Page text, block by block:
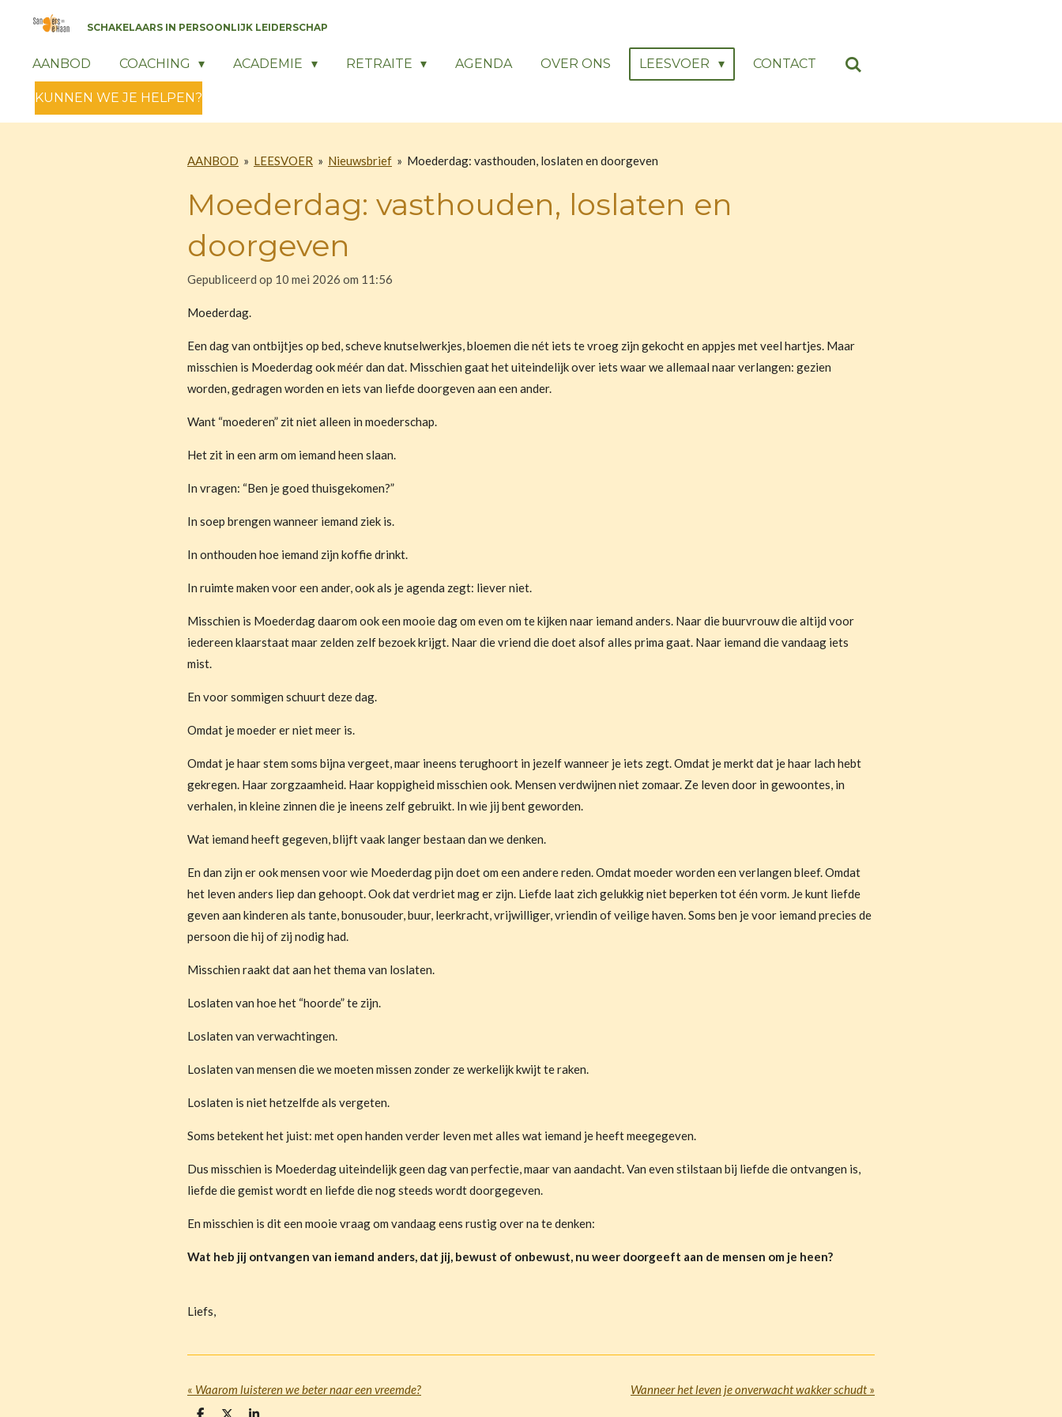
hoofdinhoud
SCHAKELAARS IN PERSOONLIJK LEIDERSCHAP
AANBOD COACHING ACADEMIE RETRAITE AGENDA OVER ONS LEESVOER CONTACT
KUNNEN WE JE HELPEN?
AANBOD » LEESVOER » Nieuwsbrief » Moederdag: vasthouden, loslaten en doorgeven
Moederdag: vasthouden, loslaten en
doorgeven
Gepubliceerd op 10 mei 2026 om 11:56
Moederdag.
Een dag van ontbijtjes op bed, scheve knutselwerkjes, bloemen die nét iets te vroeg zijn gekocht en appjes met veel hartjes. Maar
misschien is Moederdag ook méér dan dat. Misschien gaat het uiteindelijk over iets waar we allemaal naar verlangen: gezien
worden, gedragen worden en iets van liefde doorgeven aan een ander.
Want “moederen” zit niet alleen in moederschap.
Het zit in een arm om iemand heen slaan.
In vragen: “Ben je goed thuisgekomen?”
In soep brengen wanneer iemand ziek is.
In onthouden hoe iemand zijn koffie drinkt.
In ruimte maken voor een ander, ook als je agenda zegt: liever niet.
Misschien is Moederdag daarom ook een mooie dag om even om te kijken naar iemand anders. Naar die buurvrouw die altijd voor
iedereen klaarstaat maar zelden zelf bezoek krijgt. Naar die vriend die doet alsof alles prima gaat. Naar iemand die vandaag iets
mist.
En voor sommigen schuurt deze dag.
Omdat je moeder er niet meer is.
Omdat je haar stem soms bijna vergeet, maar ineens terughoort in jezelf wanneer je iets zegt. Omdat je merkt dat je haar lach hebt
gekregen. Haar zorgzaamheid. Haar koppigheid misschien ook. Mensen verdwijnen niet zomaar. Ze leven door in gewoontes, in
verhalen, in kleine zinnen die je ineens zelf gebruikt. In wie jij bent geworden.
Wat iemand heeft gegeven, blijft vaak langer bestaan dan we denken.
En dan zijn er ook mensen voor wie Moederdag pijn doet om een andere reden. Omdat moeder worden een verlangen bleef. Omdat
het leven anders liep dan gehoopt. Ook dat verdriet mag er zijn. Liefde laat zich gelukkig niet beperken tot één vorm. Je kunt liefde
geven aan kinderen als tante, bonusouder, buur, leerkracht, vrijwilliger, vriendin of veilige haven. Soms ben je voor iemand precies de
persoon die hij of zij nodig had.
Misschien raakt dat aan het thema van loslaten.
Loslaten van hoe het “hoorde” te zijn.
Loslaten van verwachtingen.
Loslaten van mensen die we moeten missen zonder ze werkelijk kwijt te raken.
Loslaten is niet hetzelfde als vergeten.
Soms betekent het juist: met open handen verder leven met alles wat iemand je heeft meegegeven.
Dus misschien is Moederdag uiteindelijk geen dag van perfectie, maar van aandacht. Van even stilstaan bij liefde die ontvangen is,
liefde die gemist wordt en liefde die nog steeds wordt doorgegeven.
En misschien is dit een mooie vraag om vandaag eens rustig over na te denken:
Wat heb jij ontvangen van iemand anders, dat jij, bewust of onbewust, nu weer doorgeeft aan de mensen om je heen?
Liefs,
« Waarom luisteren we beter naar een vreemde? Wanneer het leven je onverwacht wakker schudt »